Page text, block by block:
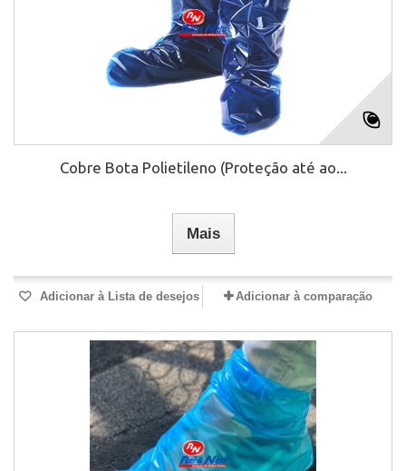
Cobre Bota Polietileno (Proteção até ao...
Mais
Adicionar à Lista de desejos Adicionar à comparação